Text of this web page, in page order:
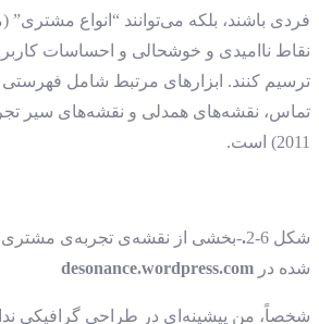
فردی باشند، بلکه می‌توانند “انواع مشتری”
نقاط ناامیدی و خوشحالی و احساسات
ترسیم کنند. ابزارهای مرتبط شامل
تماس، نقشه‌های همدلی و نقشه‌های سیر
2011) است.
شکل 6-2 .-بخشی از نقشه‌ی تجربه‌ی مشتری
شده در desonance.wordpress.com
شخصاً، من پیشینه‌ای در طراحی گرافیکی